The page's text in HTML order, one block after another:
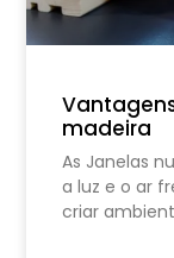
madeira
As Janelas
a luz e o ar
criar